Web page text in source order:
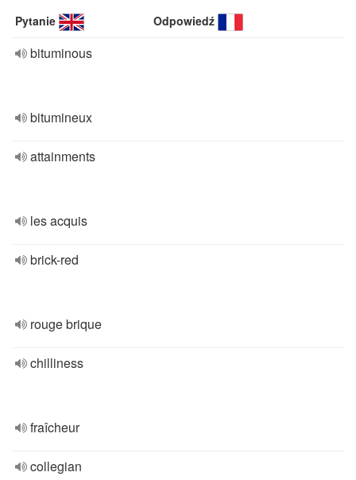
Pytanie Odpowiedź
bituminous
bitumineux
attainments
les acquis
brick-red
rouge brique
chilliness
fraîcheur
collegian